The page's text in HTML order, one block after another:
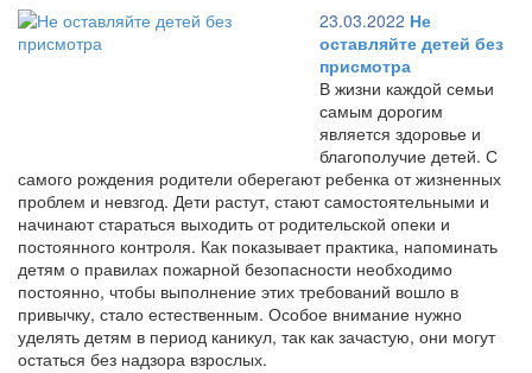
23.03.2022 Не
оставляйте детей без
присмотра
В жизни каждой семьи
самым дорогим
является здоровье и
благополучие детей. С
самого рождения родители оберегают ребенка от жизненных
проблем и невзгод. Дети растут, стают самостоятельными и
начинают стараться выходить от родительской опеки и
постоянного контроля. Как показывает практика, напоминать
детям о правилах пожарной безопасности необходимо
постоянно, чтобы выполнение этих требований вошло в
привычку, стало естественным. Особое внимание нужно
уделять детям в период каникул, так как зачастую, они могут
остаться без надзора взрослых.